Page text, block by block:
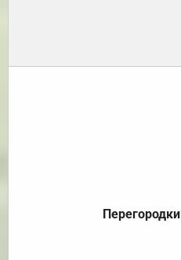
Перегородки